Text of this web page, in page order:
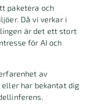
paketera och
Då vi verkar i
är det ett stort
för AI och
av
har bekantat dig